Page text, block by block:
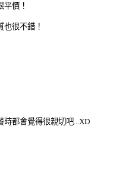
平價！
很不錯！
時都會覺得很親切吧...XD